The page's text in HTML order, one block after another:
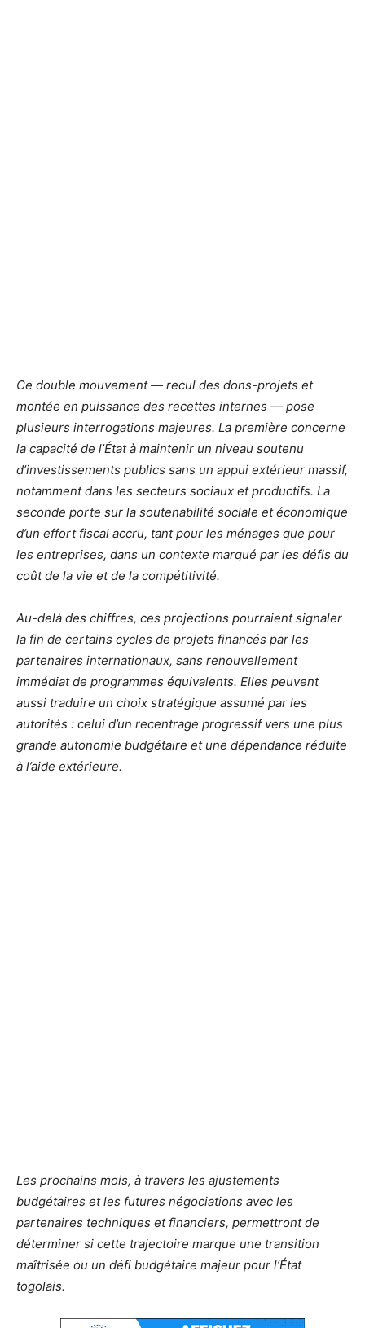
Ce double mouvement — recul des dons-projets et
montée en puissance des recettes internes — pose
plusieurs interrogations majeures. La première concerne
la capacité de l’État à maintenir un niveau soutenu
d’investissements publics sans un appui extérieur massif,
notamment dans les secteurs sociaux et productifs. La
seconde porte sur la soutenabilité sociale et économique
d’un effort fiscal accru, tant pour les ménages que pour
les entreprises, dans un contexte marqué par les défis du
coût de la vie et de la compétitivité.
Au-delà des chiffres, ces projections pourraient signaler
la fin de certains cycles de projets financés par les
partenaires internationaux, sans renouvellement
immédiat de programmes équivalents. Elles peuvent
aussi traduire un choix stratégique assumé par les
autorités : celui d’un recentrage progressif vers une plus
grande autonomie budgétaire et une dépendance réduite
à l’aide extérieure.
Les prochains mois, à travers les ajustements
budgétaires et les futures négociations avec les
partenaires techniques et financiers, permettront de
déterminer si cette trajectoire marque une transition
maîtrisée ou un défi budgétaire majeur pour l’État
togolais.